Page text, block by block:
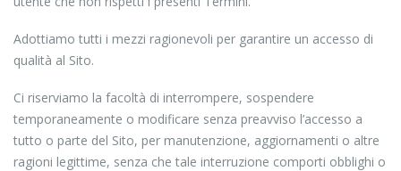
Adottiamo tutti i mezzi ragionevoli per garantire un accesso di
qualità al Sito.
Ci riserviamo la facoltà di interrompere, sospendere
temporaneamente o modificare senza preavviso l’accesso a
tutto o parte del Sito, per manutenzione, aggiornamenti o altre
ragioni legittime, senza che tale interruzione comporti obblighi o